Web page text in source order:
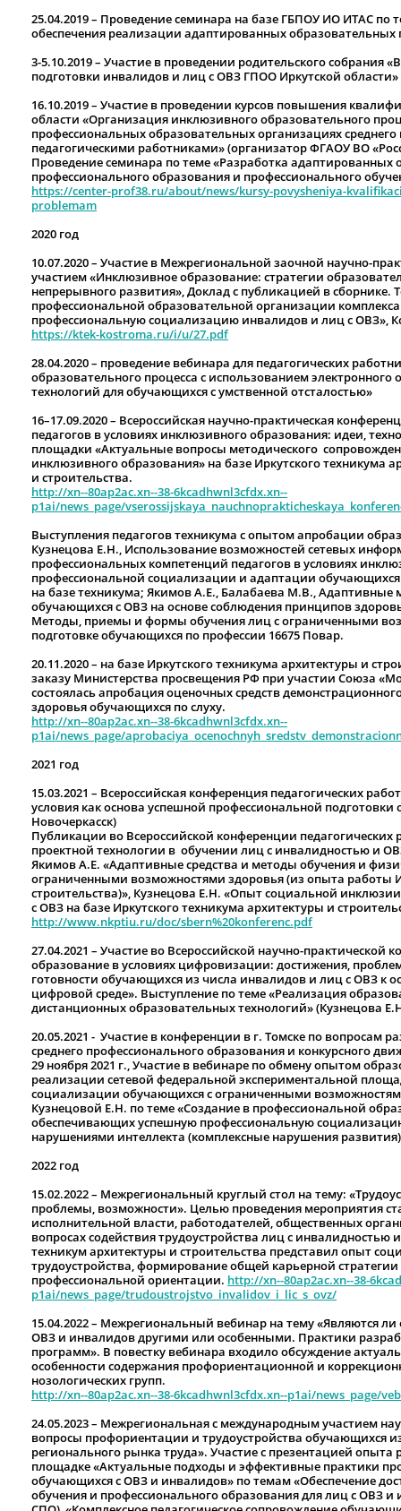
25.04.2019 – Проведение семинара на базе ГБПОУ ИО ИТАС по
обеспечения реализации адаптированных
3-5.10.2019 – Участие в проведении родительского собрания
подготовки инвалидов и лиц с ОВЗ ГПОО Иркутской области»
16.10.2019 – Участие в проведении курсов повышения
области «Организация инклюзивного образовательного
профессиональных образовательных организациях
педагогическими работниками» (организатор ФГАОУ ВО
Проведение семинара по теме «Разработка адаптированных
профессионального образования и профессионального
https://center-prof38.ru/about/news/kursy-povysheniya-
problemam
2020 год
10.07.2020 – Участие в Межрегиональной заочной научно-
участием «Инклюзивное образование: стратегии
непрерывного развития», Доклад с публикацией в сборнике.
профессиональной образовательной организации
профессиональную социализацию инвалидов и лиц с ОВЗ»,
https://ktek-kostroma.ru/i/u/27.pdf
28.04.2020 – проведение вебинара для педагогических
образовательного процесса с использованием
технологий для обучающихся с умственной отсталостью»
16–17.09.2020 – Всероссийская научно-практическая
педагогов в условиях инклюзивного образования: идеи,
площадки «Актуальные вопросы методического
инклюзивного образования» на базе Иркутского техникума
и строительства.
http://xn--80ap2ac.xn--38-6kcadhwnl3cfdx.xn--
p1ai/news_page/
Выступления педагогов техникума с опытом апробации
Кузнецова Е.Н., Использование возможностей сетевых
профессиональных компетенций педагогов в условиях
профессиональной социализации и адаптации
на базе техникума; Якимов А.Е., Балабаева М.В., Адаптивные
обучающихся с ОВЗ на основе соблюдения принципов
Методы, приемы и формы обучения лиц с ограниченными
подготовке обучающихся по профессии 16675 Повар.
20.11.2020 – на базе Иркутского техникума архитектуры и
заказу Министерства просвещения РФ при участии Союза
состоялась апробация оценочных средств
здоровья обучающихся по слуху.
http://xn--80ap2ac.xn--38-6kcadhwnl3cfdx.xn--
p1ai/news_page/
2021 год
15.03.2021 – Всероссийская конференция педагогических
условия как основа успешной профессиональной
Новочеркасск)
Публикации во Всероссийской конференции
проектной технологии в обучении лиц с инвалидностью и
Якимов А.Е. «Адаптивные средства и методы обучения и
ограниченными возможностями здоровья (из опыта работы
строительства)», Кузнецова Е.Н. «Опыт социальной
с ОВЗ на базе Иркутского техникума архитектуры и
http://www.nkptiu.ru/doc/sbern%20konferenc.pdf
27.04.2021 – Участие во Всероссийской научно-
образование в условиях цифровизации: достижения,
готовности обучающихся из числа инвалидов и лиц с ОВЗ к
цифровой среде». Выступление по теме «Реализация
дистанционных образовательных технологий» (Кузнецова
20.05.2021 - Участие в конференции в г. Томске по вопросам
среднего профессионального образования и конкурсного
29 ноября 2021 г., Участие в вебинаре по обмену опытом
реализации сетевой федеральной экспериментальной
социализации обучающихся с ограниченными
Кузнецовой Е.Н. по теме «Создание в профессиональной
обеспечивающих успешную профессиональную
нарушениями интеллекта (комплексные нарушения
2022 год
15.02.2022 – Межрегиональный круглый стол на тему:
проблемы, возможности». Целью проведения мероприятия
исполнительной власти, работодателей, общественных
вопросах содействия трудоустройства лиц с
техникум архитектуры и строительства представил опыт
трудоустройства, формирование общей карьерной
профессиональной ориентации. http://xn--80ap2ac.xn--38-
p1ai/news_page/trudoustrojstvo_invalidov_i_lic_s_ovz/
15.04.2022 – Межрегиональный вебинар на тему «Являются
ОВЗ и инвалидов другими или особенными. Практики
программ». В повестку вебинара входило обсуждение
особенности содержания профориентационной и
нозологических групп.
http://xn--80ap2ac.xn--38-6kcadhwnl3cfdx.xn--p1ai/news_page/
24.05.2023 – Межрегиональная с международным участием
вопросы профориентации и трудоустройства обучающихся
регионального рынка труда». Участие с презентацией
площадке «Актуальные подходы и эффективные практики
обучающихся с ОВЗ и инвалидов» по темам «Обеспечение
обучения и профессионального образования для лиц с ОВЗ